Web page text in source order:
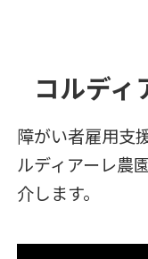
コルディ
障がい者雇用支
ルディアーレ農
介します。